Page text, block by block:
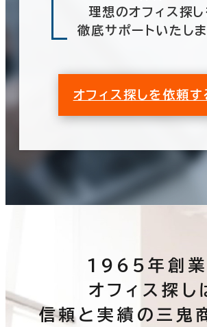
理想のオフィス探し
徹底サポートいたしま
オフィス探しを依頼す
1965年創業
オフィス探し
信頼と実績の三鬼